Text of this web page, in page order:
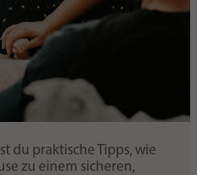
du praktische Tipps, wie
zu einem sicheren,